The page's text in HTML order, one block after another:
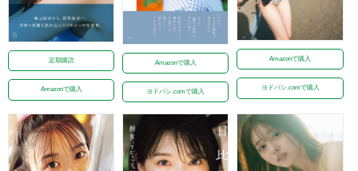
定期購読
Amazonで購入
Amazonで購入
ヨドバシ.comで購入
Amazonで購入
ヨドバシ.comで購入